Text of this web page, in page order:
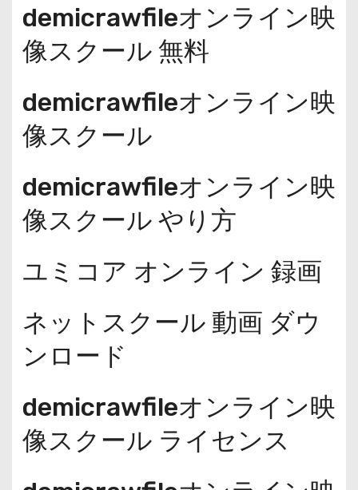
demicrawfileオンライン映
像スクール 無料
demicrawfileオンライン映
像スクール
demicrawfileオンライン映
像スクール やり方
ユミコア オンライン 録画
ネットスクール 動画 ダウ
ンロード
demicrawfileオンライン映
像スクール ライセンス